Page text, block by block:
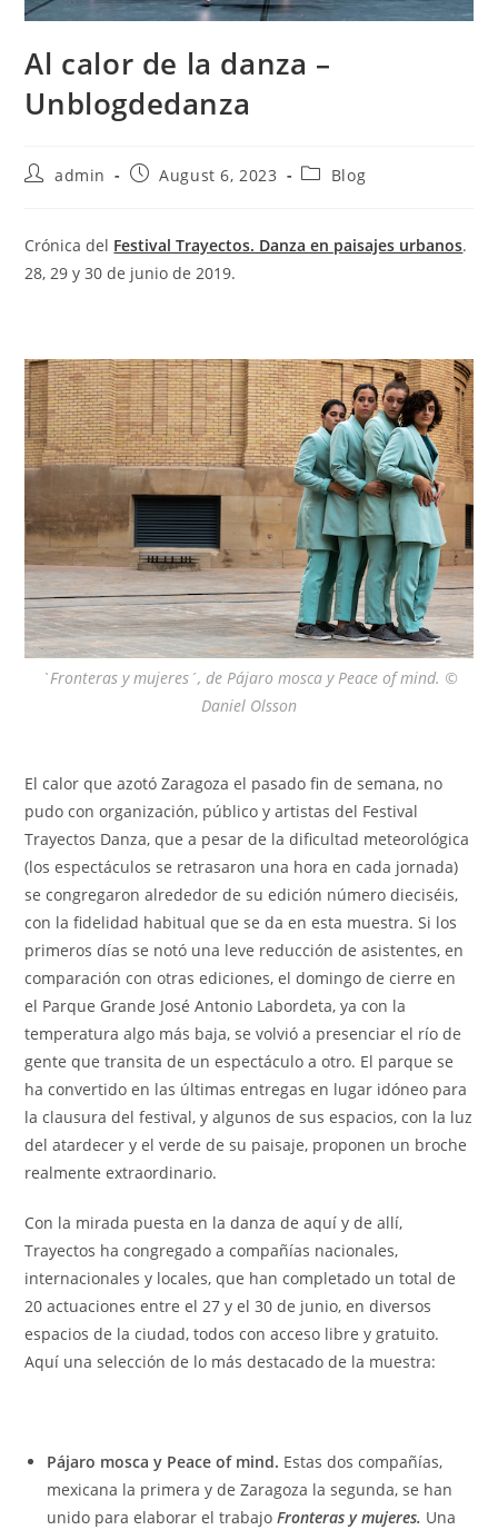
Al calor de la danza –
Unblogdedanza
Postadmin
PostAugust 6, 2023
PostBlog
Crónica del Festival Trayectos. Danza en paisajes urbanos.
28, 29 y 30 de junio de 2019.
`Fronteras y mujeres´, de Pájaro mosca y Peace of mind. ©
Daniel Olsson
El calor que azotó Zaragoza el pasado fin de semana, no
pudo con organización, público y artistas del Festival
Trayectos Danza, que a pesar de la dificultad meteorológica
(los espectáculos se retrasaron una hora en cada jornada)
se congregaron alrededor de su edición número dieciséis,
con la fidelidad habitual que se da en esta muestra. Si los
primeros días se notó una leve reducción de asistentes, en
comparación con otras ediciones, el domingo de cierre en
el Parque Grande José Antonio Labordeta, ya con la
temperatura algo más baja, se volvió a presenciar el río de
gente que transita de un espectáculo a otro. El parque se
ha convertido en las últimas entregas en lugar idóneo para
la clausura del festival, y algunos de sus espacios, con la luz
del atardecer y el verde de su paisaje, proponen un broche
realmente extraordinario.
Con la mirada puesta en la danza de aquí y de allí,
Trayectos ha congregado a compañías nacionales,
internacionales y locales, que han completado un total de
20 actuaciones entre el 27 y el 30 de junio, en diversos
espacios de la ciudad, todos con acceso libre y gratuito.
Aquí una selección de lo más destacado de la muestra:
Pájaro mosca y Peace of mind. Estas dos compañías,
mexicana la primera y de Zaragoza la segunda, se han
unido para elaborar el trabajoFronteras y mujeres. Una